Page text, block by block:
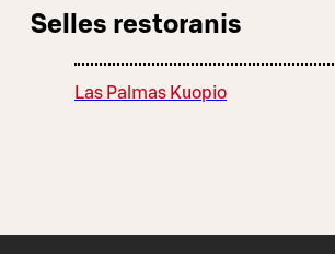
Selles restoranis
Las Palmas Kuopio